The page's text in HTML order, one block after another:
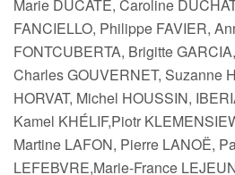
Marie DUCATÉ, Caroline
FANCIELLO, Philippe FAVIER,
FONTCUBERTA, Brigitte
Charles GOUVERNET, Suzanne
HORVAT, Michel HOUSSIN,
Kamel KHÉLIF,Piotr
Martine LAFON, Pierre LANOË,
LEFEBVRE,Marie-France